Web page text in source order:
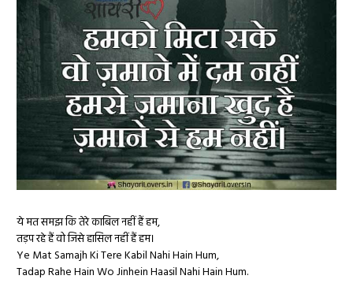
ये मत समझ कि तेरे काबिल नहीं हैं हम,
तड़प रहे हैं वो जिसे हासिल नहीं हैं हम।
Ye Mat Samajh Ki Tere Kabil Nahi Hain Hum,
Tadap Rahe Hain Wo Jinhein Haasil Nahi Hain Hum.